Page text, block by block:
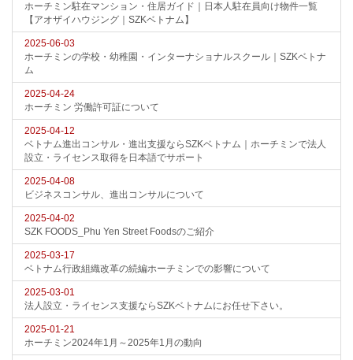
ホーチミン駐在マンション・住居ガイド｜日本人駐在員向け物件一覧
【アオザイハウジング｜SZKベトナム】
2025-06-03
ホーチミンの学校・幼稚園・インターナショナルスクール｜SZKベトナ
ム
2025-04-24
ホーチミン 労働許可証について
2025-04-12
ベトナム進出コンサル・進出支援ならSZKベトナム｜ホーチミンで法人
設立・ライセンス取得を日本語でサポート
2025-04-08
ビジネスコンサル、進出コンサルについて
2025-04-02
SZK FOODS_Phu Yen Street Foodsのご紹介
2025-03-17
ベトナム行政組織改革の続編ホーチミンでの影響について
2025-03-01
法人設立・ライセンス支援ならSZKベトナムにお任せ下さい。
2025-01-21
ホーチミン2024年1月～2025年1月の動向